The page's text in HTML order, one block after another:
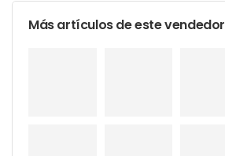
Más artículos de este vendedor